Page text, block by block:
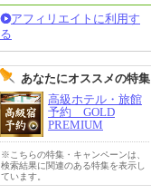
アフィリエイトに利用す
る
あなたにオススメの特集
高級ホテル・旅館
予約 GOLD
PREMIUM
※こちらの特集・キャンペーンは、
検索結果に関連のある特集を表示し
ています。